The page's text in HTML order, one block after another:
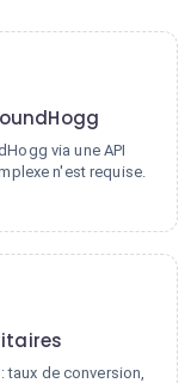
via une API
n'est requise.
taux de conversion,